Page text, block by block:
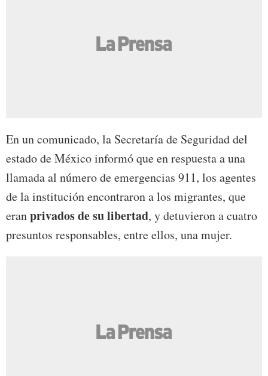
En un comunicado, la Secretaría de Seguridad del
estado de México informó que en respuesta a una
llamada al número de emergencias 911, los agentes
de la institución encontraron a los migrantes, que
eranprivados de su libertad, y detuvieron a cuatro
presuntos responsables, entre ellos, una mujer.